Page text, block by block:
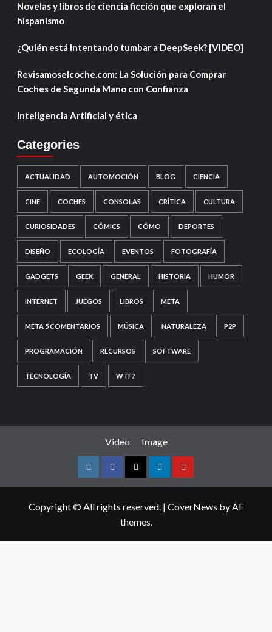
Novelas y libros de ciencia ficción que exploran el
hispanismo
¿Quién está intentando tumbar a DeepSeek? [VIDEO]
Revisamoselcoche.com: La Solución para Comprar
Coches de Segunda Mano con Confianza
Inteligencia Artificial y ética
Categories
ACTUALIDAD AUTOMOCIÓN BLOG CIENCIA
CINE COCHES CONSOLAS CRÍTICA CULTURA
CURIOSIDADES CÓMICS CÓMO DEPORTES
DISEÑO ECOLOGÍA EVENTOS FOTOGRAFÍA
GADGETS GEEK GENERAL HISTORIA HUMOR
INTERNET JUEGOS LIBROS META
META 5 COMENTARIOS MÚSICA NATURALEZA P2P
PROGRAMACIÓN RECURSOS SOFTWARE
TECNOLOGÍA TV WTF?
Video Image
InstagramFacebookTwitterLinkedinYoutube
Copyright © All rights reserved. | CoverNews by AF
themes.